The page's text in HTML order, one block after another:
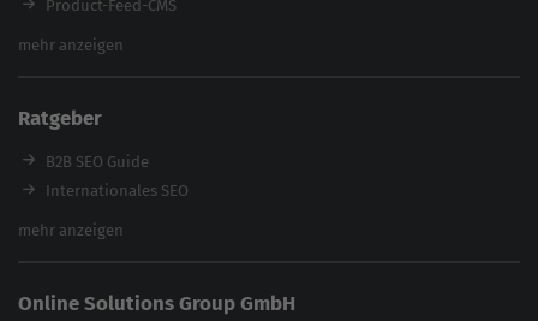
Product-Feed-CMS
Website Analyse
Backlink-Check
Ladezeiten-Check
Brand Protection Tool
Website SEO Check
feed2content.ai
mehr anzeigen
Ratgeber
B2B SEO Guide
Internationales SEO
eCommerce SEO
In ChatGPT gefunden werden
mehr anzeigen
Online Solutions Group GmbH